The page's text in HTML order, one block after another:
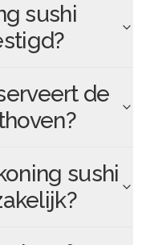
sushi
de
?
sushi